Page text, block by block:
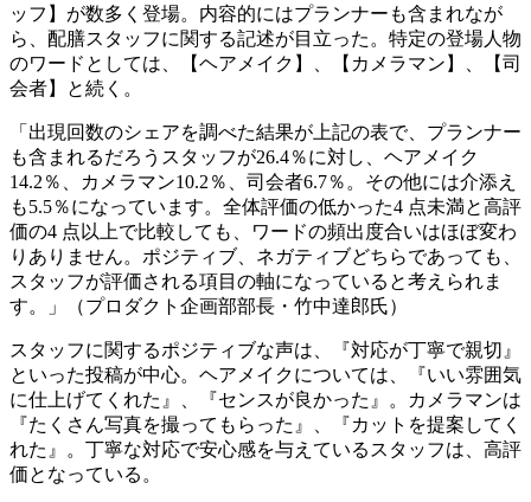
ッフ】が数多く登場。内容的にはプランナーも含まれなが
ら、配膳スタッフに関する記述が目立った。特定の登場人物
のワードとしては、【ヘアメイク】、【カメラマン】、【司
会者】と続く。
「出現回数のシェアを調べた結果が上記の表で、プランナー
も含まれるだろうスタッフが26.4％に対し、ヘアメイク
14.2％、カメラマン10.2％、司会者6.7％。その他には介添え
も5.5％になっています。全体評価の低かった4 点未満と高評
価の4 点以上で比較しても、ワードの頻出度合いはほぼ変わ
りありません。ポジティブ、ネガティブどちらであっても、
スタッフが評価される項目の軸になっていると考えられま
す。」（プロダクト企画部部長・竹中達郎氏）
スタッフに関するポジティブな声は、『対応が丁寧で親切』
といった投稿が中心。ヘアメイクについては、『いい雰囲気
に仕上げてくれた』、『センスが良かった』。カメラマンは
『たくさん写真を撮ってもらった』、『カットを提案してく
れた』。丁寧な対応で安心感を与えているスタッフは、高評
価となっている。